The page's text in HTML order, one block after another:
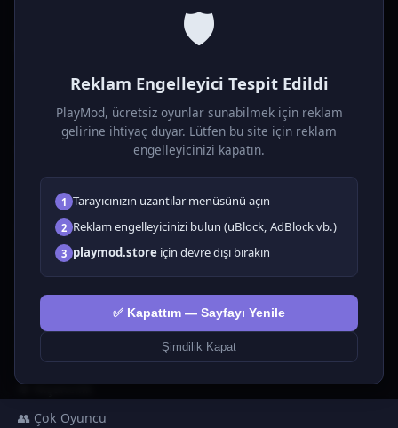
🛡️
Reklam Engelleyici Tespit Edildi
PlayMod, ücretsiz oyunlar sunabilmek için reklam
gelirine ihtiyaç duyar. Lütfen bu site için reklam
engelleyicinizi kapatın.
1 Tarayıcınızın uzantılar menüsünü açın
2 Reklam engelleyicinizi bulun (uBlock, AdBlock vb.)
3 playmod.store için devre dışı bırakın
✅ Kapattım — Sayfayı Yenile
Şimdilik Kapat
Ücretsiz online HTML5 oyunlar! Aksiyon, bulmaca, spor ve
Tüm Oyunlar
🗺️ Macera
🧩 Bulmacalar
🎮 Tıklayıcı
💅 Kızlar
🕹️ Arcade
🎮 Hypercasual
🎮 Erkekler
🎯 Nişancılık
👥 Çok Oyuncu